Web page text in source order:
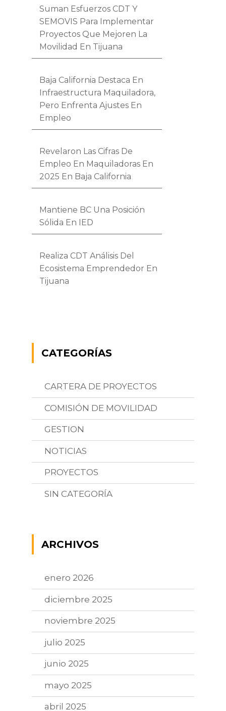
Suman Esfuerzos CDT Y
SEMOVIS Para Implementar
Proyectos Que Mejoren La
Movilidad En Tijuana
Baja California Destaca En
Infraestructura Maquiladora,
Pero Enfrenta Ajustes En
Empleo
Revelaron Las Cifras De
Empleo En Maquiladoras En
2025 En Baja California
Mantiene BC Una Posición
Sólida En IED
Realiza CDT Análisis Del
Ecosistema Emprendedor En
Tijuana
CATEGORÍAS
CARTERA DE PROYECTOS
COMISIÓN DE MOVILIDAD
GESTION
NOTICIAS
PROYECTOS
SIN CATEGORÍA
ARCHIVOS
enero 2026
diciembre 2025
noviembre 2025
julio 2025
junio 2025
mayo 2025
abril 2025